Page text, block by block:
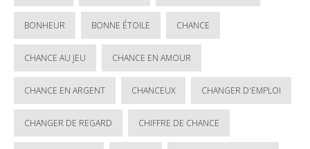
BONHEUR BONNE ÉTOILE CHANCE
CHANCE AU JEU CHANCE EN AMOUR
CHANCE EN ARGENT CHANCEUX CHANGER D'EMPLOI
CHANGER DE REGARD CHIFFRE DE CHANCE